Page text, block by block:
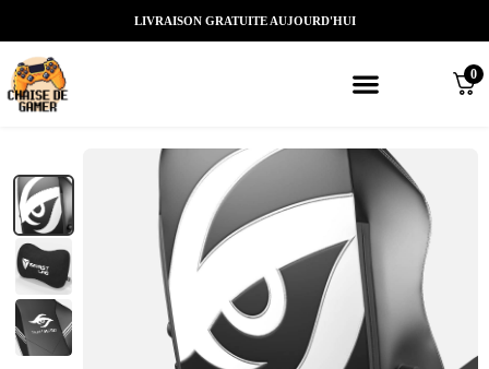
LIVRAISON GRATUITE AUJOURD'HUI
0